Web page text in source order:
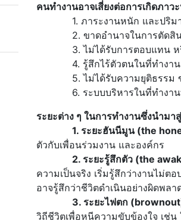
คนทำงานอาจเสี่ยงต่อการเกิดภา
1. ภาระงานหนัก และปริมาณง
2. ขาดอำนาจในการตัดสินใจ
3. ไม่ได้รับการตอบแทน หรือ
4. รู้สึกไร้ตัวตนในที่ทำงาน ห
5. ไม่ได้รับความยุติธรรม ขา
6. ระบบบริหารในที่ทำงานที่
ระยะต่าง ๆ ในการทำงานซึ่งนำม
1. ระยะฮันนีมูน (the
ตัวกับเพื่อนร่วมงาน และองค์กร
2. ระยะรู้สึกตัว (the
ความเป็นจริง เริ่มรู้สึกว่างานไม่
อาจรู้สึกว่าชีวิตดำเนินอย่างผิดพล
3. ระยะไฟตก
วิถีชีวิตเพื่อหนีความขับข้องใจ เช่น